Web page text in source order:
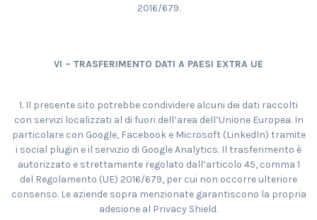
2016/679.
VI – TRASFERIMENTO DATI A PAESI EXTRA UE
1. Il presente sito potrebbe condividere alcuni dei dati raccolti
con servizi localizzati al di fuori dell’area dell’Unione Europea. In
particolare con Google, Facebook e Microsoft (LinkedIn) tramite
i social plugin e il servizio di Google Analytics. Il trasferimento è
autorizzato e strettamente regolato dall’articolo 45, comma 1
del Regolamento (UE) 2016/679, per cui non occorre ulteriore
consenso. Le aziende sopra menzionate garantiscono la propria
adesione al Privacy Shield.